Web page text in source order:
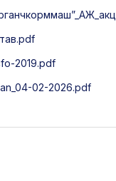
2019.pdf
02-2026.pdf